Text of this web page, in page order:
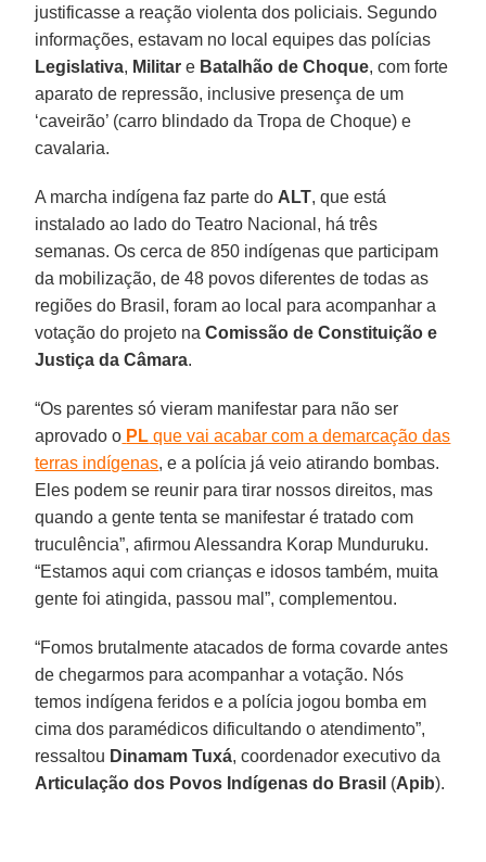
justificasse a reação violenta dos policiais. Segundo
informações, estavam no local equipes das polícias
Legislativa, Militar e Batalhão de Choque, com forte
aparato de repressão, inclusive presença de um
‘caveirão’ (carro blindado da Tropa de Choque) e
cavalaria.
A marcha indígena faz parte do ALT, que está
instalado ao lado do Teatro Nacional, há três
semanas. Os cerca de 850 indígenas que participam
da mobilização, de 48 povos diferentes de todas as
regiões do Brasil, foram ao local para acompanhar a
votação do projeto naComissão de Constituição e
Justiça da Câmara.
“Os parentes só vieram manifestar para não ser
aprovado o PL que vai acabar com a demarcação das
terras indígenas, e a polícia já veio atirando bombas.
Eles podem se reunir para tirar nossos direitos, mas
quando a gente tenta se manifestar é tratado com
truculência”, afirmou Alessandra Korap Munduruku.
“Estamos aqui com crianças e idosos também, muita
gente foi atingida, passou mal”, complementou.
“Fomos brutalmente atacados de forma covarde antes
de chegarmos para acompanhar a votação. Nós
temos indígena feridos e a polícia jogou bomba em
cima dos paramédicos dificultando o atendimento”,
ressaltou Dinamam Tuxá, coordenador executivo da
Articulação dos Povos Indígenas do Brasil (Apib).